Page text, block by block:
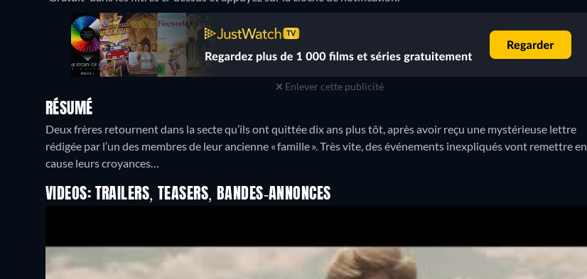
Enlever cette publicité
RÉSUMÉ
Deux frères retournent dans la secte qu’ils ont quittée dix ans plus tôt, après avoir reçu une mystérieuse lettre
rédigée par l’un des membres de leur ancienne « famille ». Très vite, des événements inexpliqués vont remettre en
cause leurs croyances…
VIDEOS: TRAILERS, TEASERS, BANDES-ANNONCES